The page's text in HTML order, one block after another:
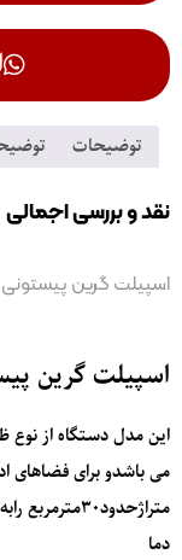
توضیحات
نقد و بررسی اجمالی
اسپیلت گرین پیستونی 24 هزار
اسپیلت گرین
این مدل دستگاه از نوع
می باشدو برای فضاهای
دما